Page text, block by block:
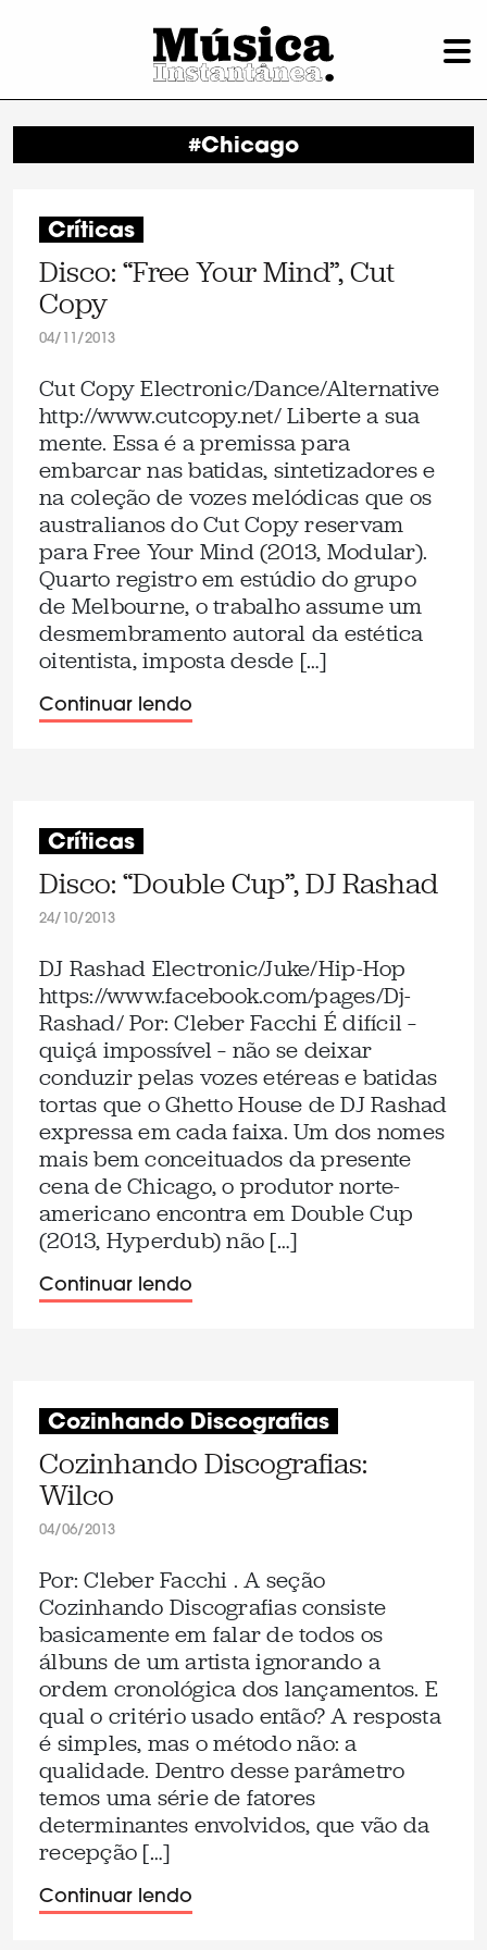
#Chicago
Críticas
Disco: “Free Your Mind”, Cut
Copy
04/11/2013
Cut Copy Electronic/Dance/Alternative
http://www.cutcopy.net/ Liberte a sua
mente. Essa é a premissa para
embarcar nas batidas, sintetizadores e
na coleção de vozes melódicas que os
australianos do Cut Copy reservam
para Free Your Mind (2013, Modular).
Quarto registro em estúdio do grupo
de Melbourne, o trabalho assume um
desmembramento autoral da estética
oitentista, imposta desde […]
Continuar lendo
Críticas
Disco: “Double Cup”, DJ Rashad
24/10/2013
DJ Rashad Electronic/Juke/Hip-Hop
https://www.facebook.com/pages/Dj-
Rashad/ Por: Cleber Facchi É difícil –
quiçá impossível – não se deixar
conduzir pelas vozes etéreas e batidas
tortas que o Ghetto House de DJ Rashad
expressa em cada faixa. Um dos nomes
mais bem conceituados da presente
cena de Chicago, o produtor norte-
americano encontra em Double Cup
(2013, Hyperdub) não […]
Continuar lendo
Cozinhando Discografias
Cozinhando Discografias:
Wilco
04/06/2013
Por: Cleber Facchi . A seção
Cozinhando Discografias consiste
basicamente em falar de todos os
álbuns de um artista ignorando a
ordem cronológica dos lançamentos. E
qual o critério usado então? A resposta
é simples, mas o método não: a
qualidade. Dentro desse parâmetro
temos uma série de fatores
determinantes envolvidos, que vão da
recepção […]
Continuar lendo